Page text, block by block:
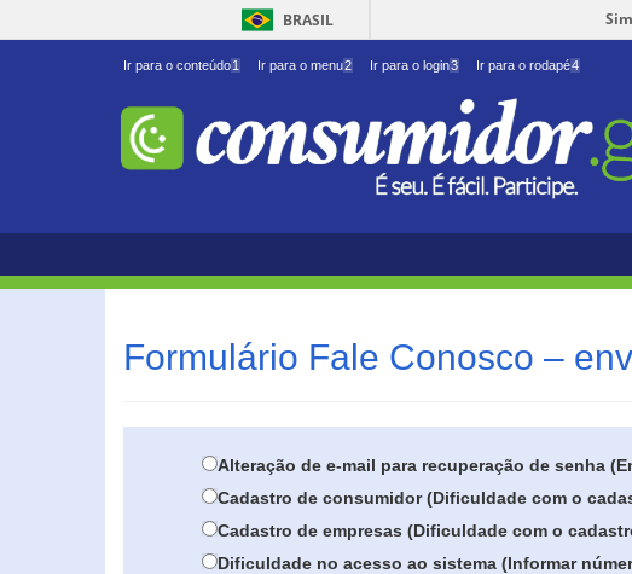
BRASIL
Ir para o conteúdo1 Ir para o menu2 Ir para o login3 Ir para o rodapé4
Formulário Fale Conosco –
Alteração de e-mail para recuperação de senha
Cadastro de consumidor (Dificuldade com o
Cadastro de empresas (Dificuldade com o
Dificuldade no acesso ao sistema (Informar